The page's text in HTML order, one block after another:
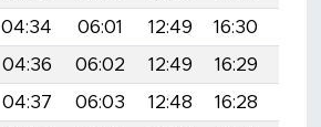
04:34 06:01 12:49 16:30
04:36 06:02 12:49 16:29
04:37 06:03 12:48 16:28